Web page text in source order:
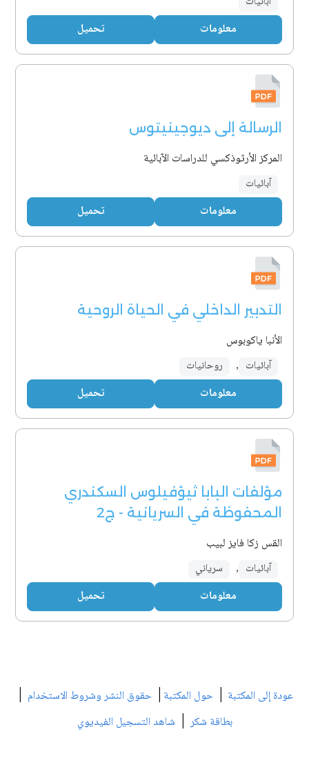
معلومات تحميل
الرسالة إلى ديوجينيتوس
المركز الأرثوذكسي للدراسات الآبائية
آبائيات
معلومات تحميل
التدبير الداخلي في الحياة الروحية
الأنبا ياكوبوس
آبائيات , روحانيات
معلومات تحميل
مؤلفات البابا ثيؤفيلوس السكندري
المحفوظة في السريانية - ج2
القس زكا فايز لبيب
آبائيات , سرياني
معلومات تحميل
عودة إلى المكتبة | حول المكتبة | حقوق النشر وشروط الاستخدام |
بطاقة شكر| شاهد التسجيل الفيديوي